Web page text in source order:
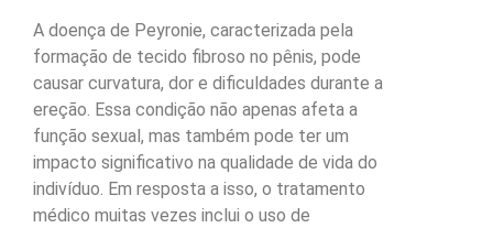
A doença de Peyronie, caracterizada pela
formação de tecido fibroso no pênis, pode
causar curvatura, dor e dificuldades durante a
ereção. Essa condição não apenas afeta a
função sexual, mas também pode ter um
impacto significativo na qualidade de vida do
indivíduo. Em resposta a isso, o tratamento
médico muitas vezes inclui o uso de